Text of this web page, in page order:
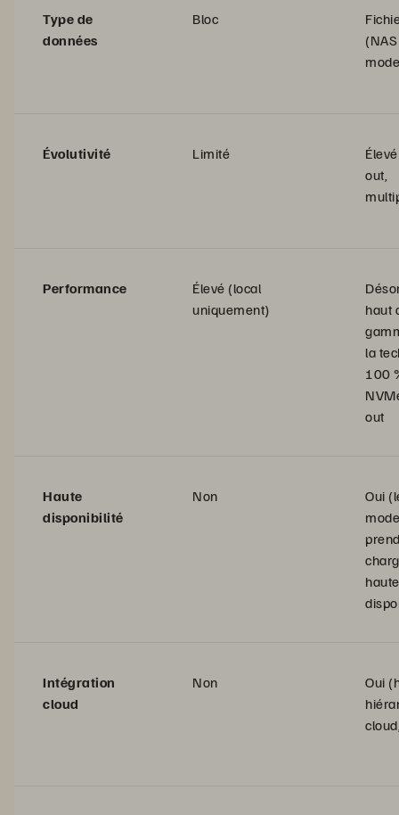
Type de
données
Bloc
(NAS
Évolutivité Limité
out,
Performance
Élevé (local
uniquement)
haut
la
100
out
Haute
disponibilité
Non
Oui
haute
Intégration
cloud
Non
Oui